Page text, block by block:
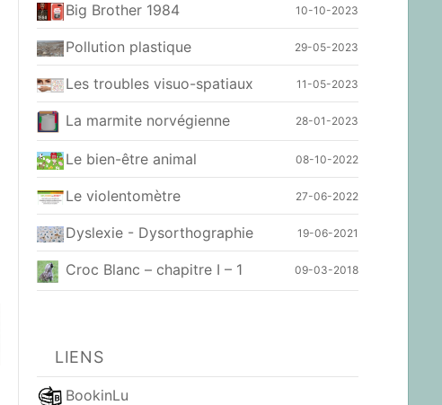
Big Brother 1984 10-10-2023
Pollution plastique 29-05-2023
Les troubles visuo-spatiaux 11-05-2023
La marmite norvégienne 28-01-2023
Le bien-être animal 08-10-2022
Le violentomètre 27-06-2022
Dyslexie - Dysorthographie 19-06-2021
Croc Blanc – chapitre I – 1 09-03-2018
LIENS
BookinLu